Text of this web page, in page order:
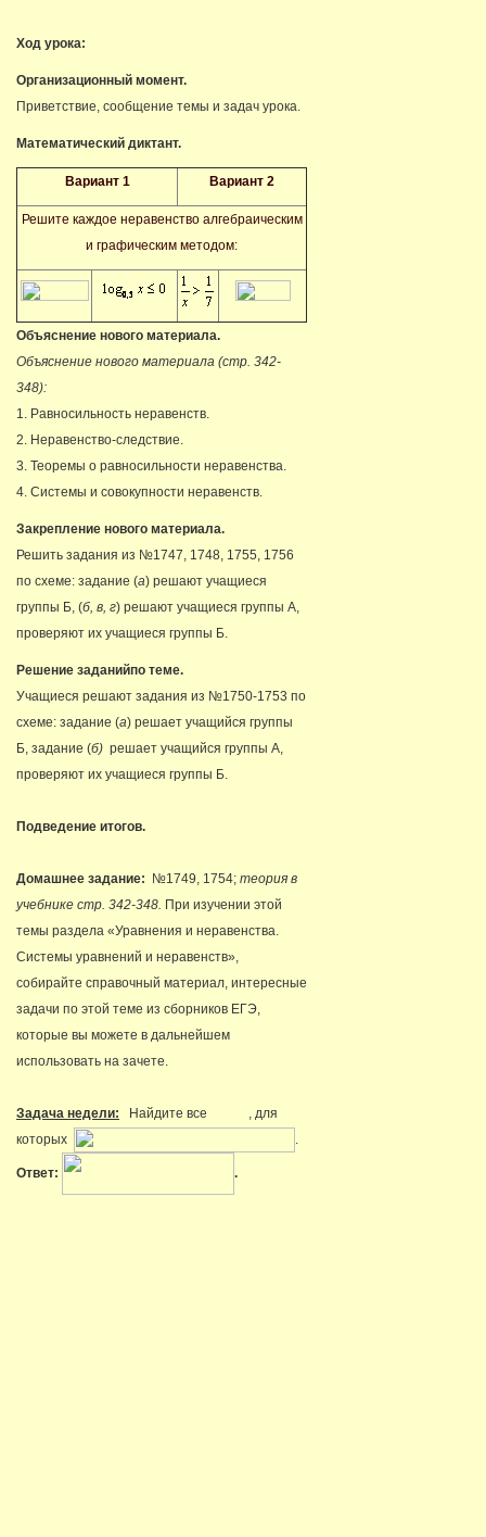
Ход урока:
Организационный момент.
Приветствие, сообщение темы и задач урока.
Математический диктант.
Вариант 1 Вариант 2
Решите каждое неравенство алгебраическим
и графическим методом:
Объяснение нового материала.
Объяснение нового материала (стр. 342-
348):
1. Равносильность неравенств.
2. Неравенство-следствие.
3. Теоремы о равносильности неравенства.
4. Системы и совокупности неравенств.
Закрепление нового материала.
Решить задания из №1747, 1748, 1755, 1756
по схеме: задание (а) решают учащиеся
группы Б, (б, в, г) решают учащиеся группы А,
проверяют их учащиеся группы Б.
Решение заданийпо теме.
Учащиеся решают задания из №1750-1753 по
схеме: задание (а) решает учащийся группы
Б, задание (б) решает учащийся группы А,
проверяют их учащиеся группы Б.
Подведение итогов.
Домашнее задание: №1749, 1754; теория в
учебнике стр. 342-348. При изучении этой
темы раздела «Уравнения и неравенства.
Системы уравнений и неравенств»,
собирайте справочный материал, интересные
задачи по этой теме из сборников ЕГЭ,
которые вы можете в дальнейшем
использовать на зачете.
Задача недели: Найдите все
, для
которых
.
Ответ: .